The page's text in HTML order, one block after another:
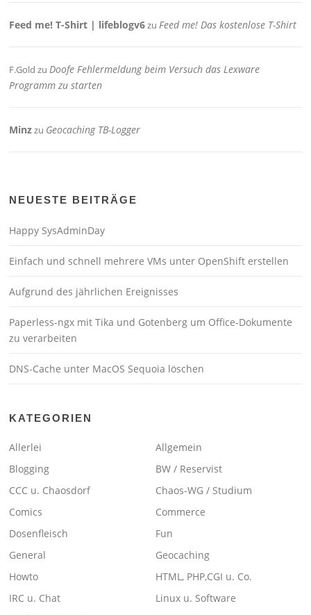
Feed me! T-Shirt | lifeblogv6zuFeed me! Das kostenlose T-Shirt
F.Gold zuDoofe Fehlermeldung beim Versuch das Lexware
Programm zu starten
Minzzu Geocaching TB-Logger
NEUESTE BEITRÄGE
Happy SysAdminDay
Einfach und schnell mehrere VMs unter OpenShift erstellen
Aufgrund des jährlichen Ereignisses
Paperless-ngx mit Tika und Gotenberg um Office-Dokumente
zu verarbeiten
DNS-Cache unter MacOS Sequoia löschen
KATEGORIEN
Allerlei
Allgemein
Blogging
BW / Reservist
CCC u. Chaosdorf
Chaos-WG / Studium
Comics
Commerce
Dosenfleisch
Fun
General
Geocaching
Howto
HTML, PHP,CGI u. Co.
IRC u. Chat
Linux u. Software